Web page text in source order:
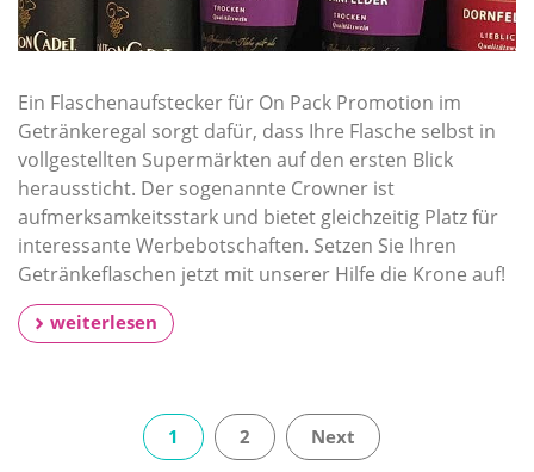
Ein Flaschenaufstecker für On Pack Promotion im
Getränkeregal sorgt dafür, dass Ihre Flasche selbst in
vollgestellten Supermärkten auf den ersten Blick
heraussticht. Der sogenannte Crowner ist
aufmerksamkeitsstark und bietet gleichzeitig Platz für
interessante Werbebotschaften. Setzen Sie Ihren
Getränkeflaschen jetzt mit unserer Hilfe die Krone auf!
weiterlesen
1 2 Next